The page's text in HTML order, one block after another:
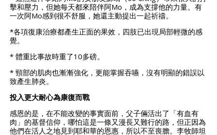
擊和壓力，但她每天都來陪伴阿Mo，成為支撐他的力量。 有
一次阿Mo感到很不舒服，她還主動提出一起祈禱。
*各項復康治療都產生正面的果效，四肢已出現局部輕微的感
覺。
* 體重比事故時重了10多磅。
* 頸部的肌肉也漸漸強化，更能掌握吞嚥，沒有明顯的錯誤以
致產生肺炎。
投入更大耐心為康復而戰
感恩的是，在不能改變的事實面前，父子倆活出了「有血有
肉」的基督信仰，哪怕這是一條又漫長又難行的路，但正因為
他們在活人之地見到耶和華的恩惠，所以不至喪膽。 李牧師坦